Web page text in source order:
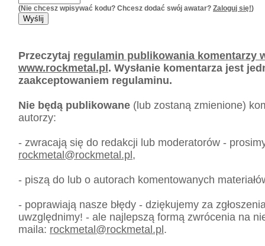
(Nie chcesz wpisywać kodu? Chcesz dodać swój awatar? Zaloguj się!)
Przeczytaj regulamin publikowania komentarzy
www.rockmetal.pl. Wysłanie komentarza jest
zaakceptowaniem regulaminu.
Nie będą publikowane (lub zostaną zmienione)
autorzy:
- zwracają się do redakcji lub moderatorów -
rockmetal@rockmetal.pl,
- piszą do lub o autorach komentowanych
- poprawiają nasze błędy - dziękujemy za
uwzględnimy! - ale najlepszą formą zwrócenia na
maila: rockmetal@rockmetal.pl.